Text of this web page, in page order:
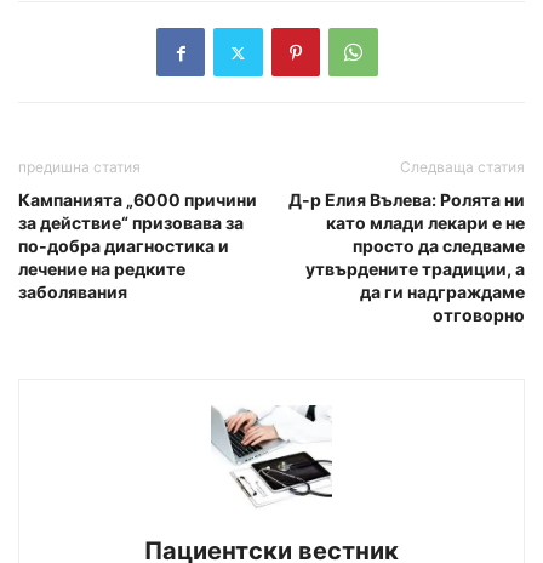
предишна статия
Кампанията „6000 причини
за действие“ призовава за
по-добра диагностика и
лечение на редките
заболявания
Следваща статия
Д-р Елия Вълева: Ролята ни
като млади лекари е не
просто да следваме
утвърдените традиции, а
да ги надграждаме
отговорно
Пациентски вестник